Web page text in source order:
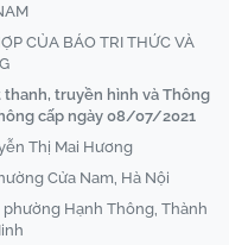
CỦA BÁO TRI THỨC VÀ
thanh, truyền hình và Thông
cấp ngày 08/07/2021
Thị Mai Hương
Cửa Nam, Hà Nội
Hạnh Thông, Thành